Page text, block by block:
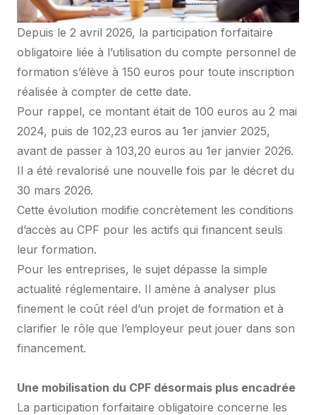
Depuis le 2 avril 2026, la participation forfaitaire
obligatoire liée à l’utilisation du compte personnel de
formation s’élève à 150 euros pour toute inscription
réalisée à compter de cette date.
Pour rappel, ce montant était de 100 euros au 2 mai
2024, puis de 102,23 euros au 1er janvier 2025,
avant de passer à 103,20 euros au 1er janvier 2026.
Il a été revalorisé une nouvelle fois par le décret du
30 mars 2026.
Cette évolution modifie concrètement les conditions
d’accès au CPF pour les actifs qui financent seuls
leur formation.
Pour les entreprises, le sujet dépasse la simple
actualité réglementaire. Il amène à analyser plus
finement le coût réel d’un projet de formation et à
clarifier le rôle que l’employeur peut jouer dans son
financement.
Une mobilisation du CPF désormais plus encadrée
La participation forfaitaire obligatoire concerne les